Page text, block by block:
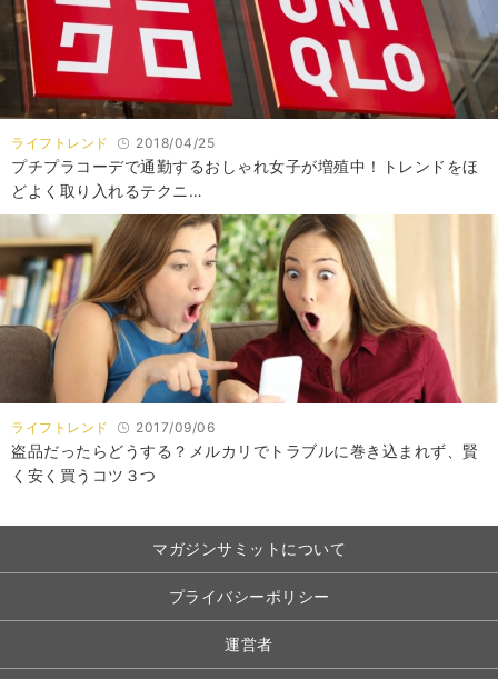
ライフトレンド 2018/04/25
プチプラコーデで通勤するおしゃれ女子が増殖中！トレンドをほ
どよく取り入れるテクニ…
ライフトレンド 2017/09/06
盗品だったらどうする？メルカリでトラブルに巻き込まれず、賢
く安く買うコツ３つ
マガジンサミットについて
プライバシーポリシー
運営者